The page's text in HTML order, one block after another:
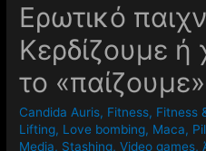
Ερωτικό
Κερδίζουμε
το
Candida Auris, Fitness, Fitness
Lifting, Love bombing, Maca,
Media, Stashing,Video games,